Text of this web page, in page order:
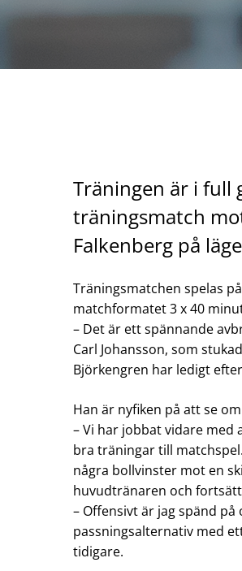
Träningen är i full
träningsmatch
Falkenberg på
Träningsmatchen spelas
matchformatet 3 x 40
– Det är ett spännande
Carl Johansson, som
Björkengren har ledigt
Han är nyfiken på att se
– Vi har jobbat vidare med
bra träningar till
några bollvinster mot en
huvudtränaren och
– Offensivt är jag spänd
passningsalternativ med
tidigare.